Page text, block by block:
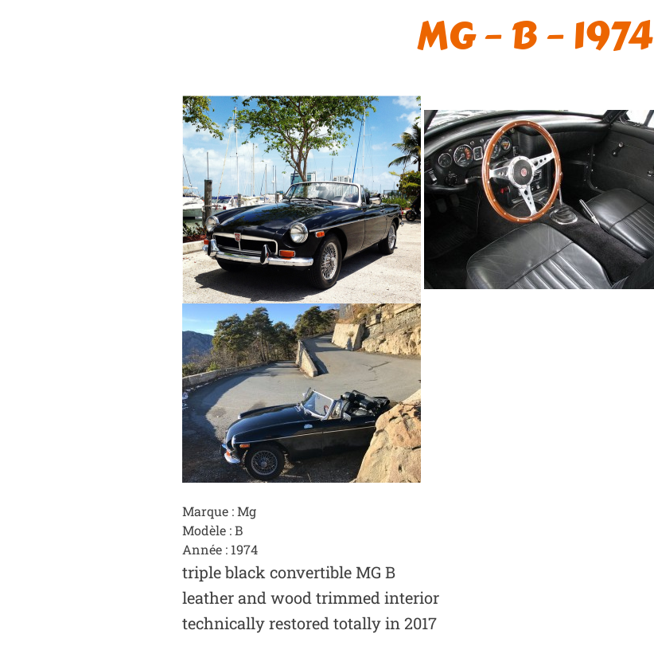
MG – B – 1974
Marque : Mg
Modèle : B
Année : 1974
triple black convertible MG B
leather and wood trimmed interior
technically restored totally in 2017